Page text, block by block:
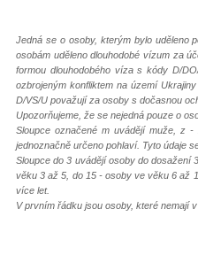
Jedná se o osoby, kterým bylo uděleno
osobám uděleno dlouhodobé vízum za
formou dlouhodobého víza s kódy D/
ozbrojeným konfliktem na území
D/VS/U považují za osoby s dočasnou
Upozorňujeme, že se nejedná pouze o
Sloupce označené m uvádějí muže, z
jednoznačně určeno pohlaví. Tyto údaje
Sloupce do 3 uvádějí osoby do
věku 3 až 5, do 15 - osoby ve věku 6 až
více let.
V prvním řádku jsou osoby, které nemají